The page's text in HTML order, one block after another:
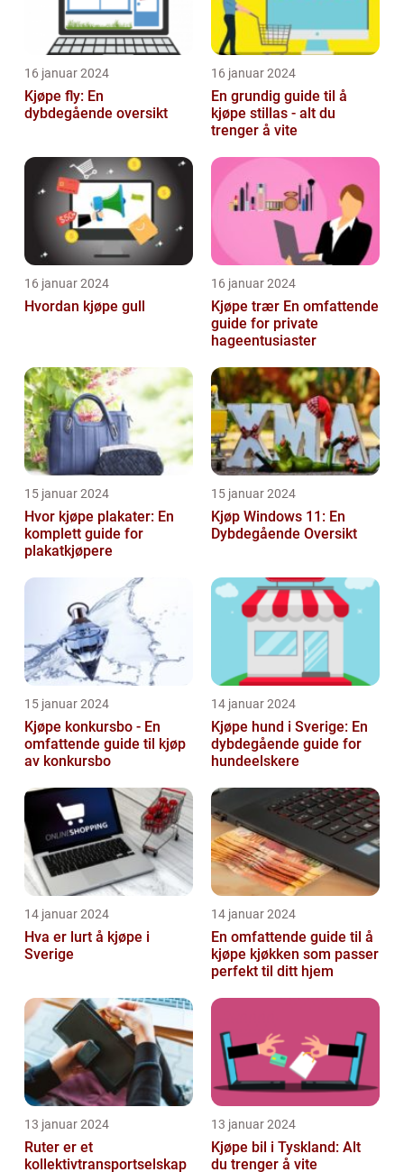
16 januar 2024
Kjøpe fly: En
dybdegående oversikt
16 januar 2024
En grundig guide til å
kjøpe stillas - alt du
trenger å vite
16 januar 2024
Hvordan kjøpe gull
16 januar 2024
Kjøpe trær En omfattende
guide for private
hageentusiaster
15 januar 2024
Hvor kjøpe plakater: En
komplett guide for
plakatkjøpere
15 januar 2024
Kjøp Windows 11: En
Dybdegående Oversikt
15 januar 2024
Kjøpe konkursbo - En
omfattende guide til kjøp
av konkursbo
14 januar 2024
Kjøpe hund i Sverige: En
dybdegående guide for
hundeelskere
14 januar 2024
Hva er lurt å kjøpe i
Sverige
14 januar 2024
En omfattende guide til å
kjøpe kjøkken som passer
perfekt til ditt hjem
13 januar 2024
Ruter er et
kollektivtransportselskap
13 januar 2024
Kjøpe bil i Tyskland: Alt
du trenger å vite